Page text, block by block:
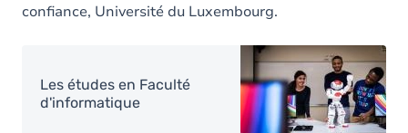
confiance, Université du Luxembourg.
Image
Les études en Faculté
d'informatique